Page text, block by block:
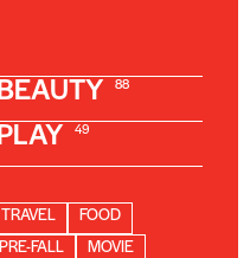
BEAUTY 88
PLAY 49
TRAVEL
FOOD
PRE-FALL
MOVIE